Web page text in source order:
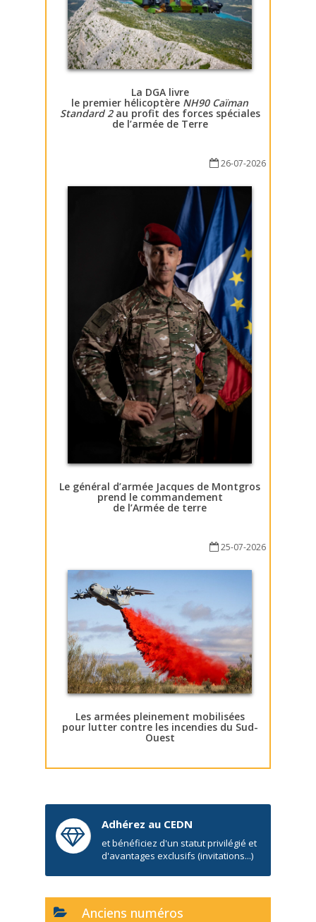
La DGA livre
le premier hélicoptère NH90 Caïman
Standard 2au profit des forces spéciales
de l’armée de Terre
26-07-2026
Le général d’armée Jacques de Montgros
prend le commandement
de l’Armée de terre
25-07-2026
Les armées pleinement mobilisées
pour lutter contre les incendies du Sud-
Ouest
Adhérez au CEDN
et bénéficiez d'un statut privilégié et
d'avantages exclusifs (invitations...)
Anciens numéros